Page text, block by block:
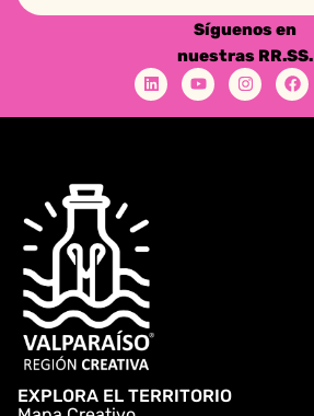
Síguenos en
nuestras RR.SS.
EXPLORA EL TERRITORIO